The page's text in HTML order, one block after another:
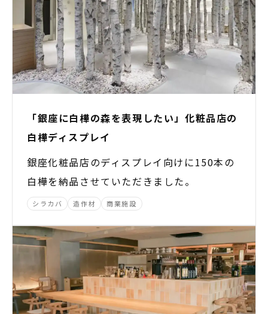
「銀座に白樺の森を表現したい」化粧品店の
白樺ディスプレイ
銀座化粧品店のディスプレイ向けに150本の
白樺を納品させていただきました。
シラカバ 造作材 商業施設